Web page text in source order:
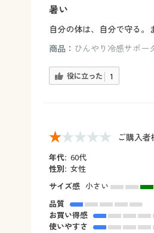
暑い
自分の体は、自分で守る。
商品： ひんやり冷感サポー
役に立った 1
ご購入者
年代: 60代
性別: 女性
サイズ感 小さい
品質
お買い得感
使いやすさ